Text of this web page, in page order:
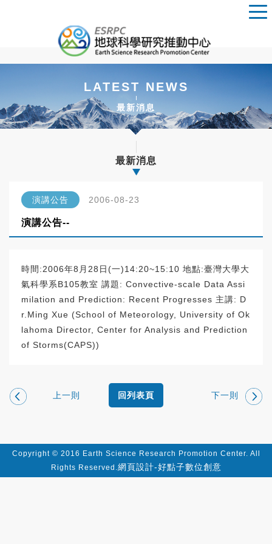
LATEST NEWS
最新消息
最新消息
演講公告 2006-08-23
演講公告--
時間:2006年8月28日(一)14:20~15:10 地點:臺灣大學大
氣科學系B105教室 講題: Convective-scale Data Assi
milation and Prediction: Recent Progresses 主講: D
r.Ming Xue (School of Meteorology, University of Ok
lahoma Director, Center for Analysis and Prediction
of Storms(CAPS))
上一則 下一則
回列表頁
Copyright © 2016 Earth Science Research Promotion Center. All
Rights Reserved.網頁設計-好點子數位創意